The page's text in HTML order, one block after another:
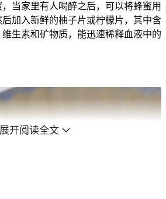
当家里有人喝醉之后，可以将蜂蜜用
加入新鲜的柚子片或柠檬片，其中含
生素和矿物质，能迅速稀释血液中的
展开阅读全文